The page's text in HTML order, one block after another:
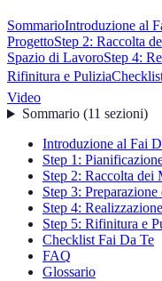
SommarioIntroduzione al
ProgettoStep 2: Raccolta
Spazio di LavoroStep 4:
Rifinitura e Pulizia
Video
Sommario(11 sezioni)
Introduzione al Fai
Step 1:
Step 2: Raccolta dei
Step 3:
Step 4:
Step 5: Rifinitura e
Checklist Fai Da Te
FAQ
Glossario